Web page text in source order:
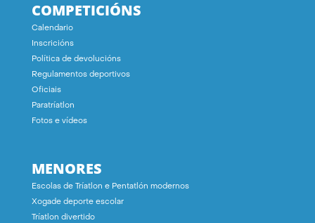
COMPETICIÓNS
Calendario
Inscricións
Política de devolucións
Regulamentos deportivos
Oficiais
Paratríatlon
Fotos e vídeos
MENORES
Escolas de Tríatlon e Pentatlón modernos
Xogade deporte escolar
Tríatlon divertido